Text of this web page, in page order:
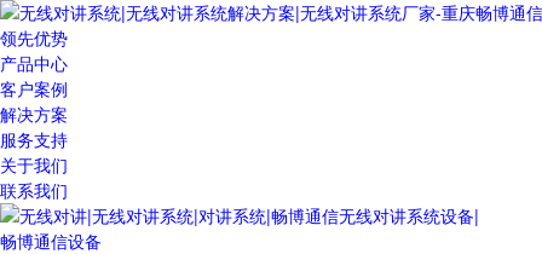
领先优势
产品中心
客户案例
解决方案
服务支持
关于我们
联系我们
畅博通信设备